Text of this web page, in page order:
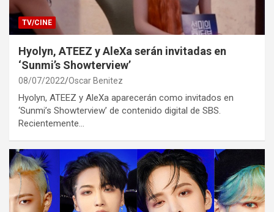
TV/CINE
Hyolyn, ATEEZ y AleXa serán invitadas en
‘Sunmi’s Showterview’
08/07/2022 Oscar Benitez
Hyolyn, ATEEZ y AleXa aparecerán como invitados en
‘Sunmi’s Showterview’ de contenido digital de SBS.
Recientemente…